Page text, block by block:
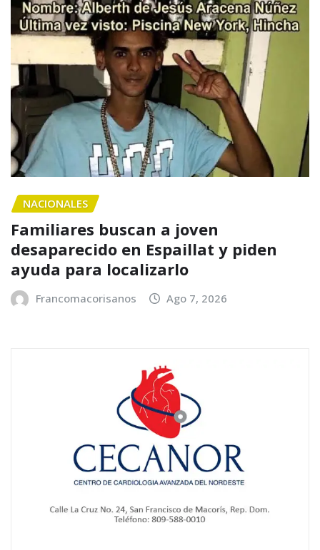
NACIONALES
Familiares buscan a joven
desaparecido en Espaillat y piden
ayuda para localizarlo
Francomacorisanos Ago 7, 2026